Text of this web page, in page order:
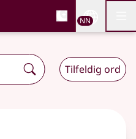
og
NN
Tilfeldig ord